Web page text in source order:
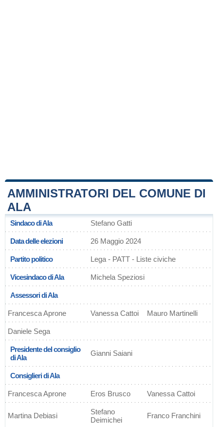
AMMINISTRATORI DEL COMUNE DI
ALA
Sindaco di Ala Stefano Gatti
Data delle elezioni 26 Maggio 2024
Partito politico Lega - PATT - Liste civiche
Vicesindaco di Ala Michela Speziosi
Assessori di Ala
Francesca Aprone Vanessa Cattoi Mauro Martinelli
Daniele Sega
Presidente del consiglio
di Ala
Gianni Saiani
Consiglieri di Ala
Francesca Aprone Eros Brusco Vanessa Cattoi
Martina Debiasi
Stefano
Deimichei
Franco Franchini